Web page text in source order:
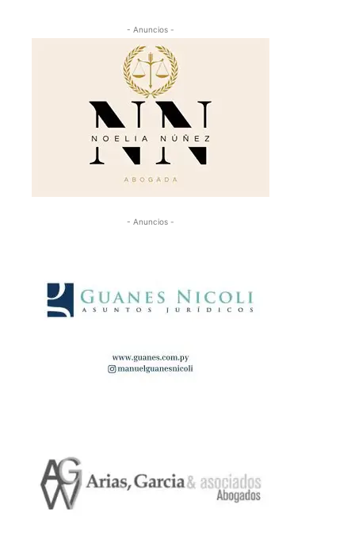
- Anuncios -
- Anuncios -